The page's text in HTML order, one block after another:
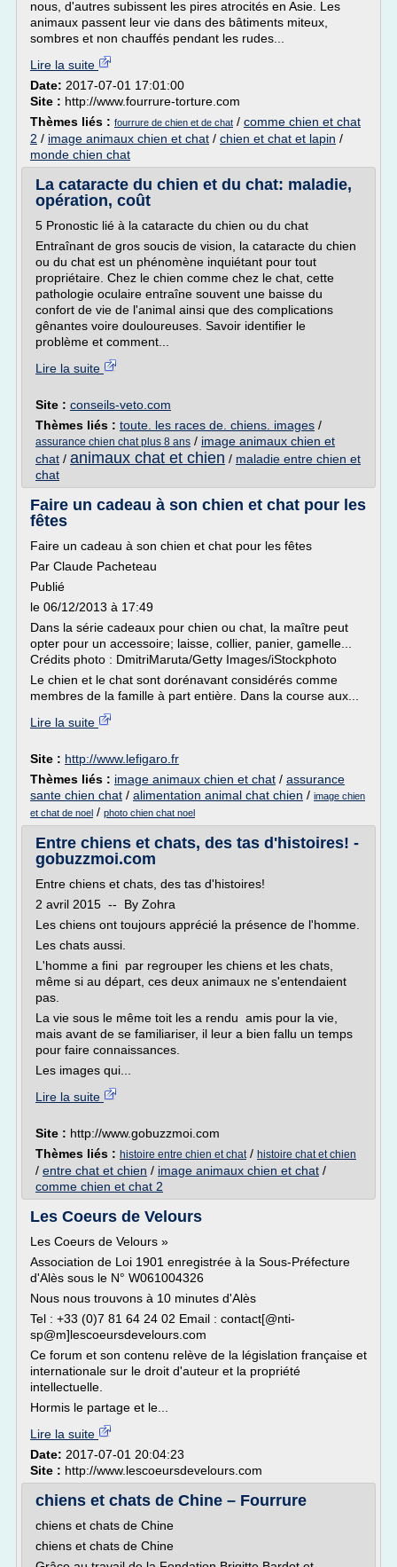
nous, d'autres subissent les pires atrocités en Asie. Les
animaux passent leur vie dans des bâtiments miteux,
sombres et non chauffés pendant les rudes...
Lire la suite
Date: 2017-07-01 17:01:00
Site : http://www.fourrure-torture.com
Thèmes liés : fourrure de chien et de chat / comme chien et chat
2 / image animaux chien et chat / chien et chat et lapin /
monde chien chat
La cataracte du chien et du chat: maladie,
opération, coût
5 Pronostic lié à la cataracte du chien ou du chat
Entraînant de gros soucis de vision, la cataracte du chien
ou du chat est un phénomène inquiétant pour tout
propriétaire. Chez le chien comme chez le chat, cette
pathologie oculaire entraîne souvent une baisse du
confort de vie de l'animal ainsi que des complications
gênantes voire douloureuses. Savoir identifier le
problème et comment...
Lire la suite
Site : conseils-veto.com
Thèmes liés : toute. les races de. chiens. images /
assurance chien chat plus 8 ans / image animaux chien et
chat / animaux chat et chien / maladie entre chien et
chat
Faire un cadeau à son chien et chat pour les
fêtes
Faire un cadeau à son chien et chat pour les fêtes
Par Claude Pacheteau
Publié
le 06/12/2013 à 17:49
Dans la série cadeaux pour chien ou chat, la maître peut
opter pour un accessoire; laisse, collier, panier, gamelle...
Crédits photo : DmitriMaruta/Getty Images/iStockphoto
Le chien et le chat sont dorénavant considérés comme
membres de la famille à part entière. Dans la course aux...
Lire la suite
Site : http://www.lefigaro.fr
Thèmes liés : image animaux chien et chat / assurance
sante chien chat / alimentation animal chat chien / image chien
et chat de noel / photo chien chat noel
Entre chiens et chats, des tas d'histoires! -
gobuzzmoi.com
Entre chiens et chats, des tas d'histoires!
2 avril 2015 -- By Zohra
Les chiens ont toujours apprécié la présence de l'homme.
Les chats aussi.
L'homme a fini par regrouper les chiens et les chats,
même si au départ, ces deux animaux ne s'entendaient
pas.
La vie sous le même toit les a rendu amis pour la vie,
mais avant de se familiariser, il leur a bien fallu un temps
pour faire connaissances.
Les images qui...
Lire la suite
Site : http://www.gobuzzmoi.com
Thèmes liés : histoire entre chien et chat/ histoire chat et chien
/ entre chat et chien / image animaux chien et chat /
comme chien et chat 2
Les Coeurs de Velours
Les Coeurs de Velours »
Association de Loi 1901 enregistrée à la Sous-Préfecture
d'Alès sous le N° W061004326
Nous nous trouvons à 10 minutes d'Alès
Tel : +33 (0)7 81 64 24 02 Email : contact[@nti-
sp@m]lescoeursdevelours.com
Ce forum et son contenu relève de la législation française et
internationale sur le droit d'auteur et la propriété
intellectuelle.
Hormis le partage et le...
Lire la suite
Date: 2017-07-01 20:04:23
Site : http://www.lescoeursdevelours.com
chiens et chats de Chine – Fourrure
chiens et chats de Chine
chiens et chats de Chine